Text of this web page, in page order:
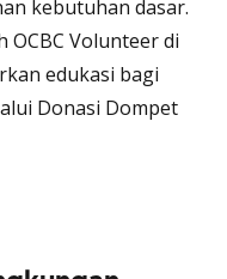
kebutuhan dasar.
OCBC Volunteer di
edukasi bagi
Donasi Dompet